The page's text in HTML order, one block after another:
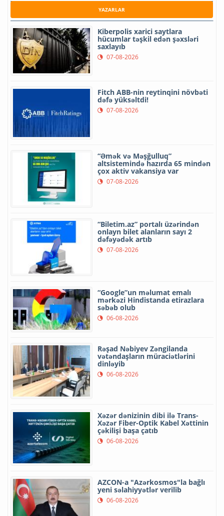
YAZARLAR
Kiberpolis xarici saytlara
hücumlar təşkil edən şəxsləri
saxlayıb
07-08-2026
Fitch ABB-nin reytinqini növbəti
dəfə yüksəltdi!
07-08-2026
“Əmək və Məşğulluq”
altsistemində hazırda 65 mindən
çox aktiv vakansiya var
07-08-2026
“Biletim.az” portalı üzərindən
onlayn bilet alanların sayı 2
dəfəyədək artıb
07-08-2026
“Google”un məlumat emalı
mərkəzi Hindistanda etirazlara
səbəb olub
06-08-2026
Rəşad Nəbiyev Zəngilanda
vətəndaşların müraciətlərini
dinləyib
06-08-2026
Xəzər dənizinin dibi ilə Trans-
Xəzər Fiber-Optik Kabel Xəttinin
çəkilişi başa çatıb
06-08-2026
AZCON-a "Azərkosmos"la bağlı
yeni səlahiyyətlər verilib
06-08-2026